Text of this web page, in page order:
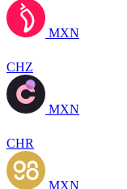
MXN
CHZ
MXN
CHR
MXN